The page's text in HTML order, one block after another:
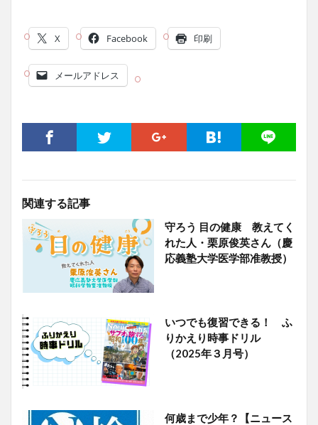
X Facebook 印刷
メールアドレス
関連する記事
守ろう 目の健康 教えてく
れた人・栗原俊英さん（慶
応義塾大学医学部准教授）
いつでも復習できる！ ふ
りかえり時事ドリル
（2025年３月号）
何歳まで少年？【ニュース